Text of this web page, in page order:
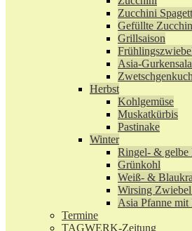
Zucchini
Gefüllte
Grillsaison
Asia-
Herbst
Kohlgemüse
Muskatkürbis
Pastinake
Winter
Ringel- & gelbe
Grünkohl
Weiß- &
Wirsing
Asia Pfanne mit
Termine
TAGWERK-Zeitung